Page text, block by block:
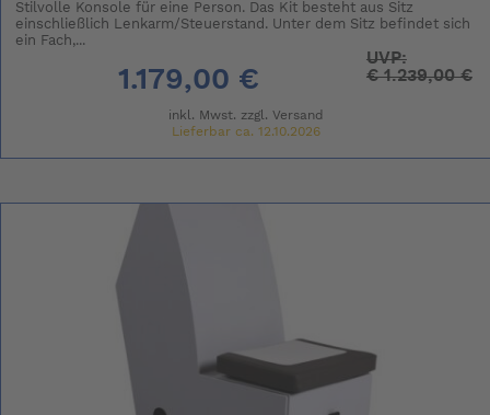
Stilvolle Konsole für eine Person. Das Kit besteht aus Sitz
einschließlich Lenkarm/Steuerstand. Unter dem Sitz befindet sich
ein Fach,...
1.179,00 €
UVP:
€1.239,00 €
inkl. Mwst. zzgl. Versand
Lieferbar ca. 12.10.2026